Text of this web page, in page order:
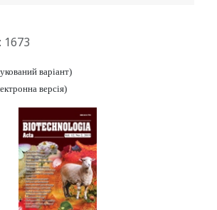
1673
варіант)
версія)